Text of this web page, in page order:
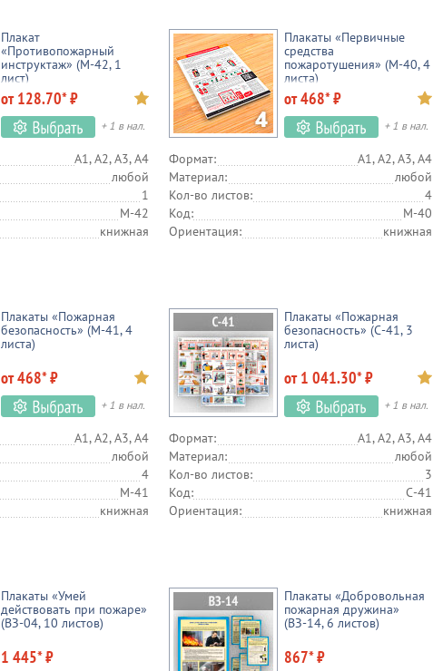
Плакат
«Противопожарный
инструктаж» (М-42, 1
лист)
от 128.70* ₽
+ 1 в нал.
А1, А2, А3, А4
любой
1
М-42
книжная
Плакаты «Первичные
средства
пожаротушения» (М-40, 4
листа)
от 468* ₽
+ 1 в нал.
Формат:
А1, А2, А3, А4
Материал:
любой
Кол-во листов:
4
Код:
М-40
Ориентация:
книжная
Плакаты «Пожарная
безопасность» (М-41, 4
листа)
от 468* ₽
+ 1 в нал.
А1, А2, А3, А4
любой
4
М-41
книжная
Плакаты «Пожарная
безопасность» (С-41, 3
листа)
от 1 041.30* ₽
+ 1 в нал.
Формат:
А1, А2, А3, А4
Материал:
любой
Кол-во листов:
3
Код:
С-41
Ориентация:
книжная
Плакаты «Умей
действовать при пожаре»
(ВЗ-04, 10 листов)
1 445* ₽
Плакаты «Добровольная
пожарная дружина»
(ВЗ-14, 6 листов)
867* ₽